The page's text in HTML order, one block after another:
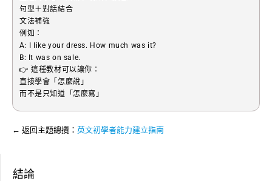
句型＋對話結合
文法補強
例如：
A: I like your dress. How much was it?
B: It was on sale.
👉 這種教材可以讓你：
直接學會「怎麼說」
而不是只知道「怎麼寫」
← 返回主題總攬： 英文初學者能力建立指南
結論